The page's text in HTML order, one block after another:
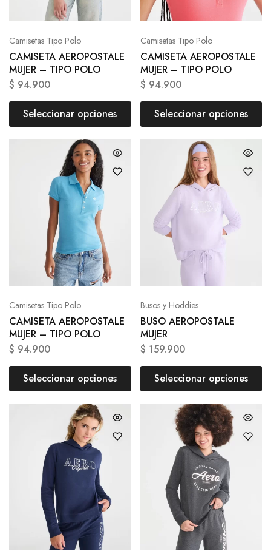
Camisetas Tipo Polo
CAMISETA AEROPOSTALE
MUJER – TIPO POLO
$ 94.900
Seleccionar opciones
Camisetas Tipo Polo
CAMISETA AEROPOSTALE
MUJER – TIPO POLO
$ 94.900
Seleccionar opciones
Camisetas Tipo Polo
CAMISETA AEROPOSTALE
MUJER – TIPO POLO
$ 94.900
Seleccionar opciones
Busos y Hoddies
BUSO AEROPOSTALE
MUJER
$ 159.900
Seleccionar opciones